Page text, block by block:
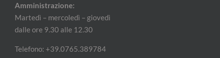
Amministrazione:
Martedì – mercoledì – giovedì
dalle ore 9.30 alle 12.30
Telefono: +39.0765.389784